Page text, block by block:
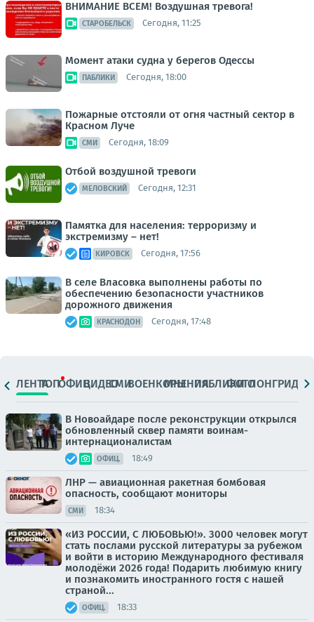
ВНИМАНИЕ ВСЕМ! Воздушная тревога!
СТАРОБЕЛЬСК Сегодня, 11:25
Момент атаки судна у берегов Одессы
ПАБЛИКИ Сегодня, 18:00
Пожарные отстояли от огня частный сектор в
Красном Луче
СМИ Сегодня, 18:09
Отбой воздушной тревоги
МЕЛОВСКИЙ Сегодня, 12:31
Памятка для населения: терроризму и
экстремизму – нет!
КИРОВСК Сегодня, 17:56
В селе Власовка выполнены работы по
обеспечению безопасности участников
дорожного движения
КРАСНОДОН Сегодня, 17:48
ЛЕНТАТОПОФИЦ.ВИДЕОСМИВОЕНКОРЫМНЕНИЯПАБЛИКИ
ФОТОЛОНГРИДЫ
В Новоайдаре после реконструкции открылся
обновленный сквер памяти воинам-
интернационалистам
ОФИЦ. 18:49
ЛНР — авиационная ракетная бомбовая
опасность, сообщают мониторы
СМИ 18:34
«ИЗ РОССИИ, С ЛЮБОВЬЮ!». 3000 человек могут
стать послами русской литературы за рубежом
и войти в историю Международного фестиваля
молодёжи 2026 года! Подарить любимую книгу
и познакомить иностранного гостя с нашей
страной...
ОФИЦ. 18:33